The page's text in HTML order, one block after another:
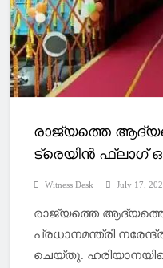
രാജ്യത്തെ
ട്രെയിൻ
Witness Desk July 17,
രാജ്യത്തെ
പ്രധാനമന്ത്രി
ചെയ്തു. ഹരിയാനയിലെ